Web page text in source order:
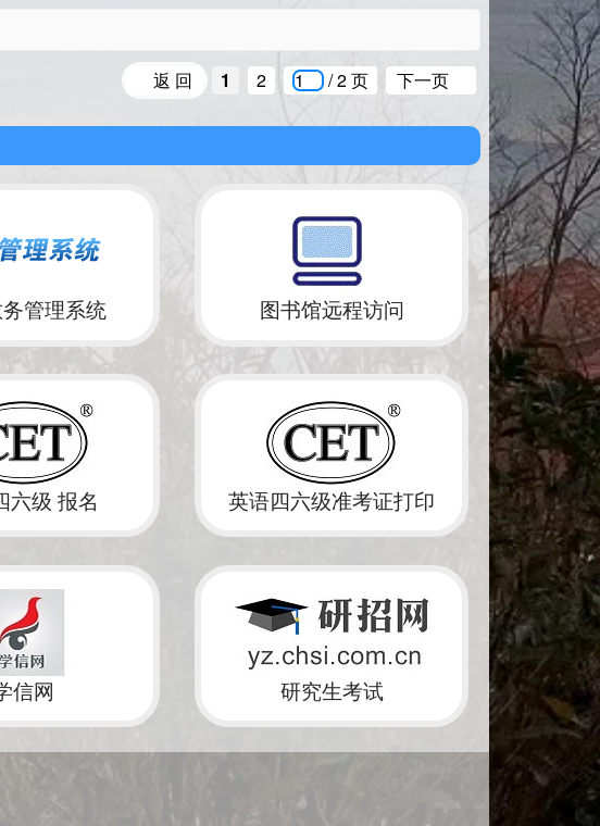
1
2 / 2 页 下一页
返 回